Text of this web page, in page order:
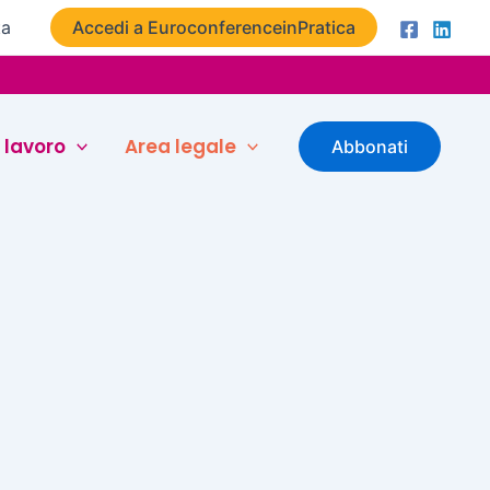
Accedi a EuroconferenceinPratica
lavoro Area legale Abbonati